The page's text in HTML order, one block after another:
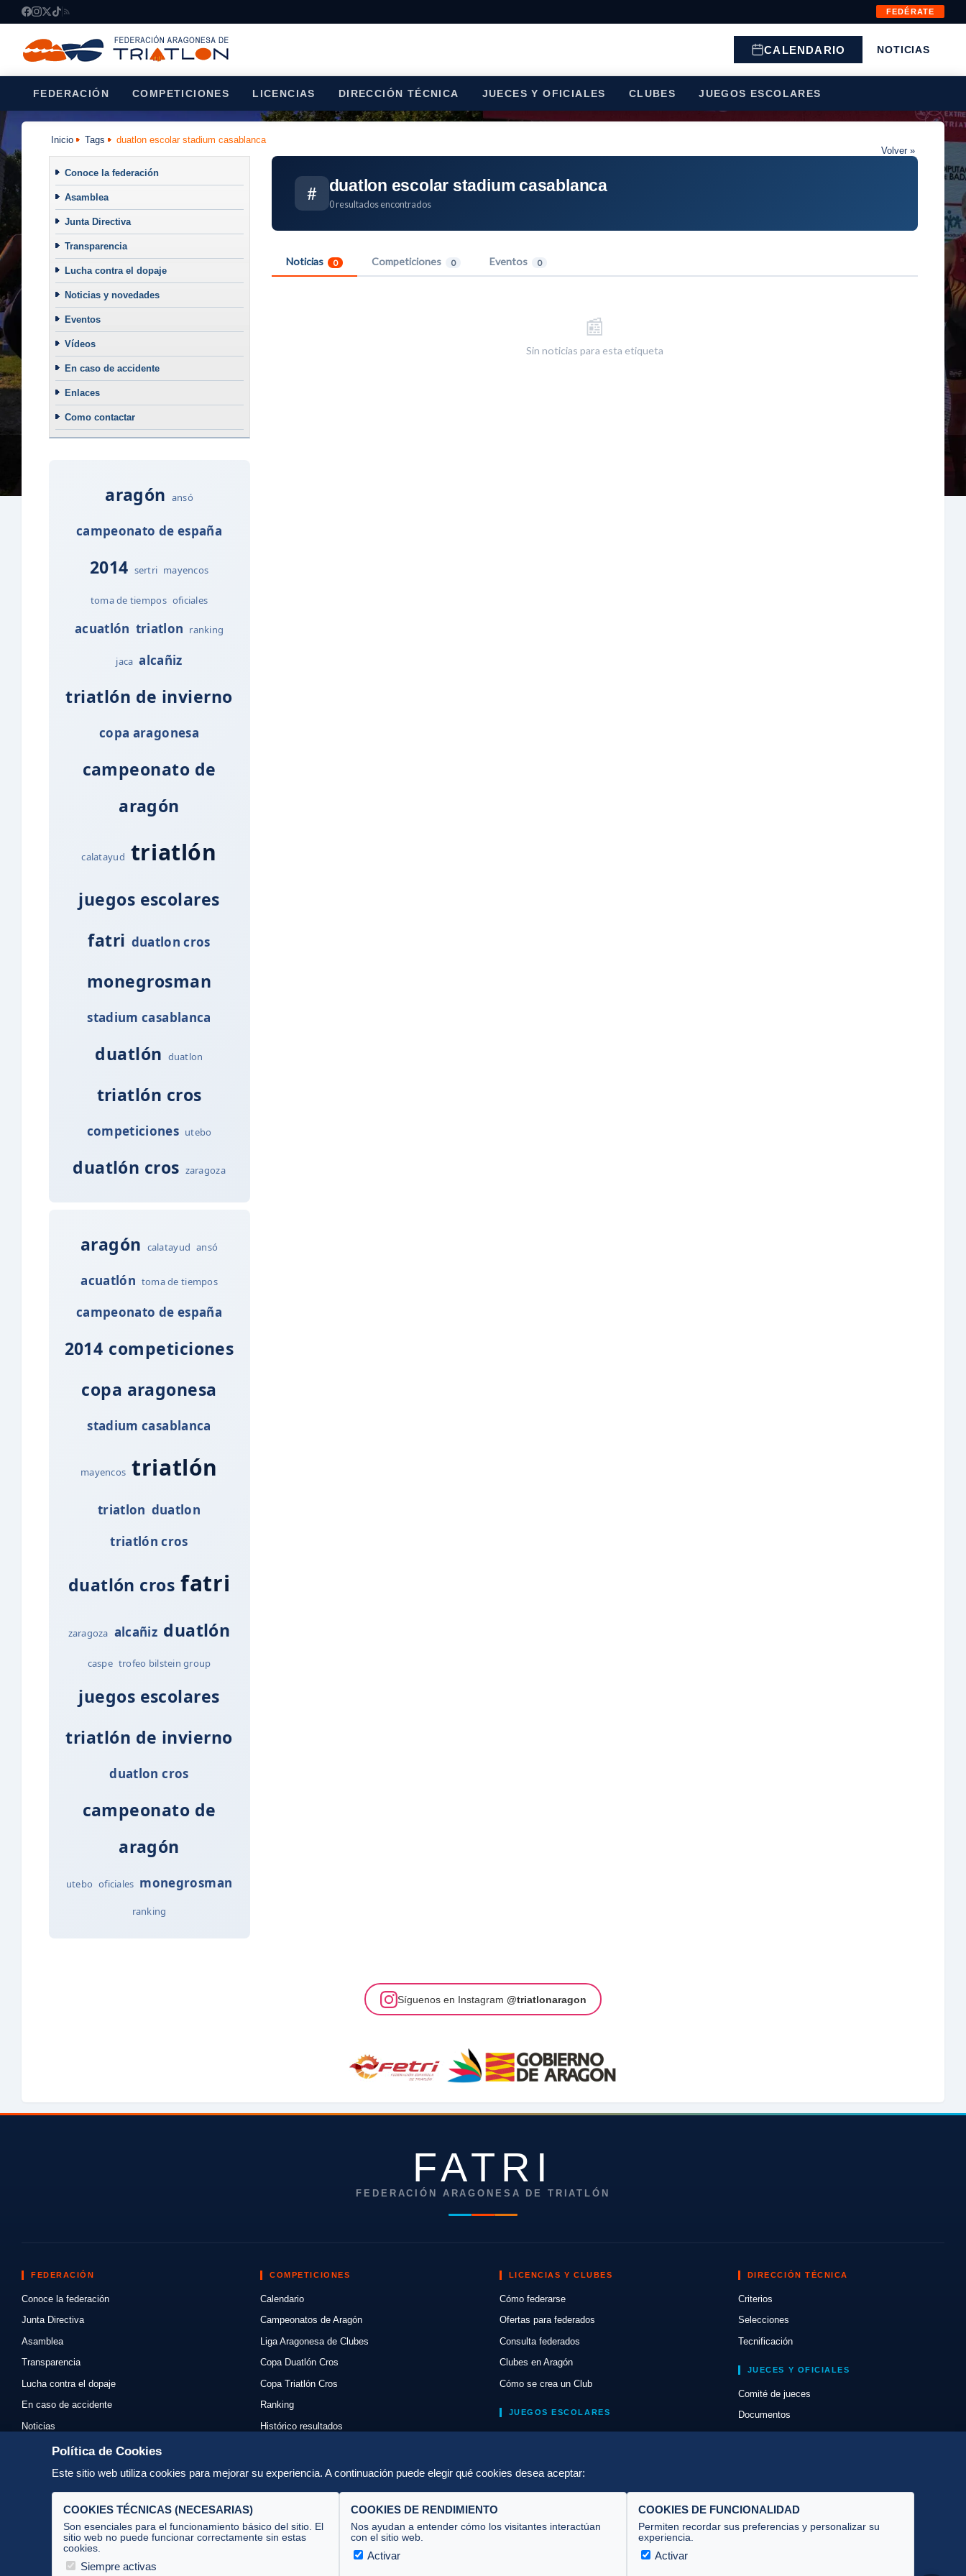
FEDÉRATE
CALENDARIO NOTICIAS
FEDERACIÓN COMPETICIONES LICENCIAS DIRECCIÓN TÉCNICA JUECES Y OFICIALES CLUBES JUEGOS ESCOLARES
Inicio Tags
duatlon escolar stadium casablanca
Volver »
Conoce la federación
Asamblea
Junta Directiva
Transparencia
Lucha contra el dopaje
Noticias y novedades
Eventos
Vídeos
En caso de accidente
Enlaces
Como contactar
aragón ansó
campeonato de españa
2014 sertri mayencos
toma de tiempos oficiales
acuatlón triatlon ranking
jaca alcañiz
triatlón de invierno
copa aragonesa
campeonato de
aragón
calatayud triatlón
juegos escolares
fatri duatlon cros
monegrosman
stadium casablanca
duatlón duatlon
triatlón cros
competiciones utebo
duatlón cros zaragoza
aragón calatayud ansó
acuatlón toma de tiempos
campeonato de españa
2014 competiciones
copa aragonesa
stadium casablanca
mayencos triatlón
triatlon duatlon
triatlón cros
duatlón cros fatri
zaragoza alcañiz duatlón
caspe trofeo bilstein group
juegos escolares
triatlón de invierno
duatlon cros
campeonato de
aragón
utebo oficiales monegrosman
ranking
# duatlon escolar stadium casablanca
0 resultados encontrados
Noticias 0 Competiciones 0 Eventos 0
📰
Sin noticias para esta etiqueta
Síguenos en Instagram @triatlonaragon
FATRI
FEDERACIÓN ARAGONESA DE TRIATLÓN
FEDERACIÓN
Conoce la federación
Junta Directiva
Asamblea
Transparencia
Lucha contra el dopaje
En caso de accidente
Noticias
Eventos
Enlaces
Contacto
COMPETICIONES
Calendario
Campeonatos de Aragón
Liga Aragonesa de Clubes
Copa Duatlón Cros
Copa Triatlón Cros
Ranking
Histórico resultados
Normativas
Organizadores
LICENCIAS Y CLUBES
Cómo federarse
Ofertas para federados
Consulta federados
Clubes en Aragón
Cómo se crea un Club
JUEGOS ESCOLARES
DIRECCIÓN TÉCNICA
Criterios
Selecciones
Tecnificación
JUECES Y OFICIALES
Comité de jueces
Documentos
Av. José Atarés 101, semisótano. 50018 Zaragoza
976 516 083 ·federacion@triatlonaragon.org
Política de Cookies
Este sitio web utiliza cookies para mejorar su experiencia. A continuación puede elegir qué cookies desea aceptar:
COOKIES TÉCNICAS (NECESARIAS)
Son esenciales para el funcionamiento básico del sitio. El
sitio web no puede funcionar correctamente sin estas
cookies.
Siempre activas
COOKIES DE RENDIMIENTO
Nos ayudan a entender cómo los visitantes interactúan
con el sitio web.
Activar
COOKIES DE FUNCIONALIDAD
Permiten recordar sus preferencias y personalizar su
experiencia.
Activar